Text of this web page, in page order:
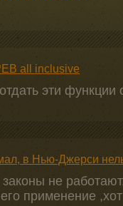
all inclusive
эти функции
в Нью-Джерси
не
применение